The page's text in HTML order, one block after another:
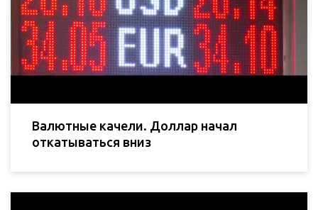
Валютные качели. Доллар начал
откатываться вниз